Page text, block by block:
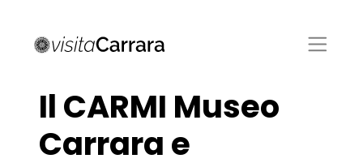
Il CARMI Museo
Carrara e